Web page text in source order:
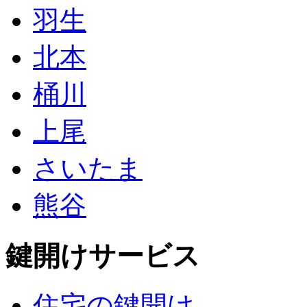
羽生
北本
桶川
上尾
さいたま
熊谷
鍵開けサービス